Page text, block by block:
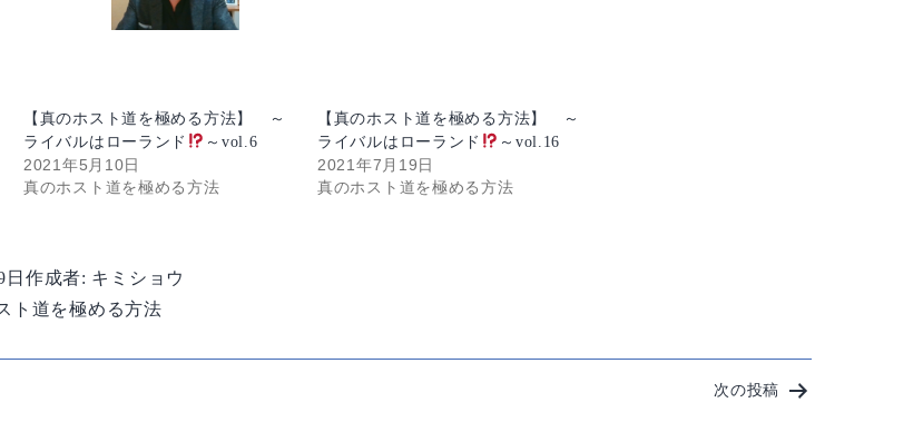
【真のホスト道を極める方法】 ～
ライバルはローランド
～vol.6
2021年5月10日
真のホスト道を極める方法
【真のホスト道を極める方法】 ～
ライバルはローランド
～vol.16
2021年7月19日
真のホスト道を極める方法
作成者: キミショウ
ト道を極める方法
次の投稿